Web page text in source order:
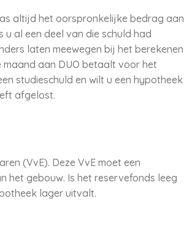
altijd het oorspronkelijke bedrag aan
al een deel van die schuld had
laten meewegen bij het berekenen
aan DUO betaalt voor het
studieschuld en wilt u een hypotheek
afgelost.
(VvE). Deze VvE moet een
het gebouw. Is het reservefonds leeg
lager uitvalt.